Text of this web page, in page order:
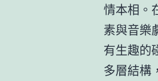
情本相。
素與音樂
有生趣的
多層結構